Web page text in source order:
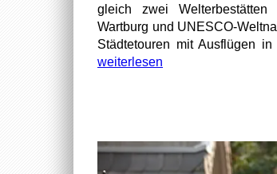
gleich zwei Welterbestätten
Wartburg und UNESCO-
Städtetouren mit Ausflügen
weiterlesen